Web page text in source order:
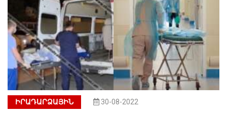
ԻՐԱԴԱՐՁԱՅԻՆ 30-08-2022